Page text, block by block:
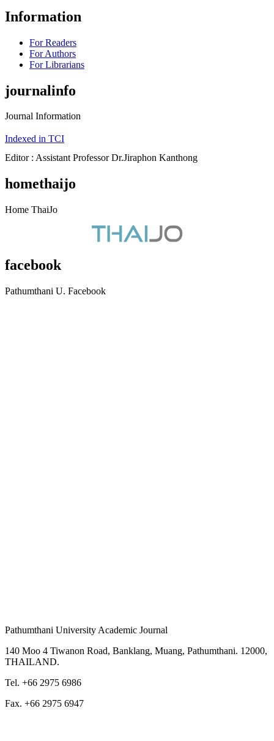
Information
For Readers
For Authors
For Librarians
journalinfo
Journal Information
Indexed in TCI
Editor : Assistant Professor Dr.Jiraphon Kanthong
homethaijo
Home ThaiJo
facebook
Pathumthani U. Facebook
Pathumthani University Academic Journal
140 Moo 4 Tiwanon Road, Banklang, Muang, Pathumthani. 12000,
THAILAND.
Tel. +66 2975 6986
Fax. +66 2975 6947